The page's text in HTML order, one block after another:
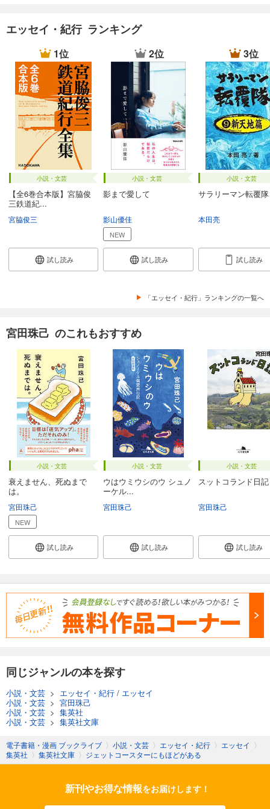
エッセイ・紀行 ランキング
1位
小説・文芸
【全6巻合本版】宮脇俊
三鉄道紀...
宮脇俊三
試し読み
2位
小説・文芸
影まで愛して
影山優佳
NEW
試し読み
3位
小説・文芸
サラリーマン転覆隊
本田亮
試し読み
「エッセイ・紀行」ランキングの一覧へ
宮田珠己 のこれもおすすめ
小説・文芸
衰えません、死ぬまで
は。
宮田珠己
NEW
試し読み
小説・文芸
ウはウミウシのウ シュノ
ーケル...
宮田珠己
試し読み
小説・文芸
スットコランド日記
宮田珠己
試し読み
同じジャンルの本を探す
小説・文芸 > エッセイ・紀行 / エッセイ
小説・文芸 > 宮田珠己
小説・文芸 > 集英社
小説・文芸 > 集英社文庫
電子書籍・漫画 ブックライブ 〉 小説・文芸 〉 エッセイ・紀行 〉 エッセイ 〉
集英社 〉 集英社文庫 〉 ジェットコースターにもほどがある
新刊やお得な情報をお届けします！